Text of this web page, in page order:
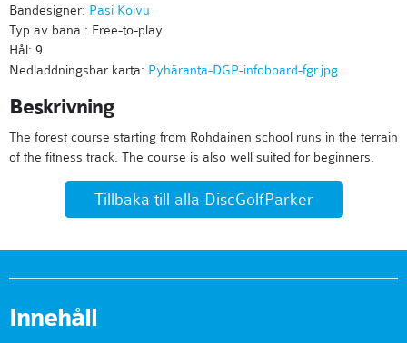
Bandesigner: Pasi Koivu
Typ av bana : Free-to-play
Hål: 9
Nedladdningsbar karta: Pyhäranta-DGP-infoboard-fgr.jpg
Beskrivning
The forest course starting from Rohdainen school runs in the terrain
of the fitness track. The course is also well suited for beginners.
Tillbaka till alla DiscGolfParker
Innehåll